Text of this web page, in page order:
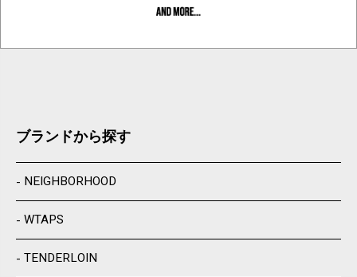
ブランドから探す
NEIGHBORHOOD
WTAPS
TENDERLOIN